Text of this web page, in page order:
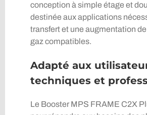
conception à simple étage et
destinée aux applications
transfert et une augmentation
gaz compatibles.
Adapté aux
techniques et
Le Booster MPS FRAME C2X